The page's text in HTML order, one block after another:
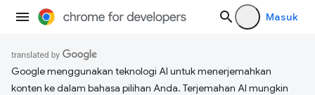
Masuk
Google menggunakan teknologi AI untuk menerjemahkan
konten ke dalam bahasa pilihan Anda. Terjemahan AI mungkin